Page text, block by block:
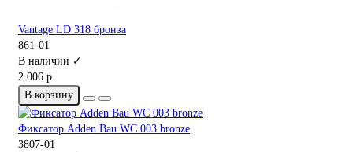
Vantage LD 318 бронза
861-01
В наличии ✓
2 006 р
В корзину
Фиксатор Adden Bau WC 003 bronze
3807-01